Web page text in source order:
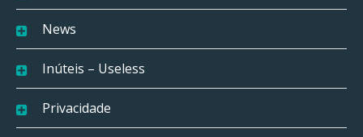
News
Inúteis – Useless
Privacidade